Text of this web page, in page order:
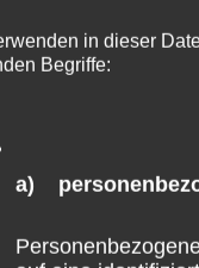
in dieser
Begriffe:
a)